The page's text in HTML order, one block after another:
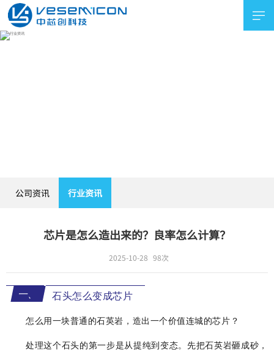

企业介绍 企业文化
公司资讯 行业资讯
芯片是怎么造出来的？良率怎么计算？
2025-10-28 98次
一、 石头怎么变成芯片
怎么用一块普通的石英岩，造出一个价值连城的芯片？
处理这个石头的第一步是从提纯到变态。先把石英岩砸成砂，